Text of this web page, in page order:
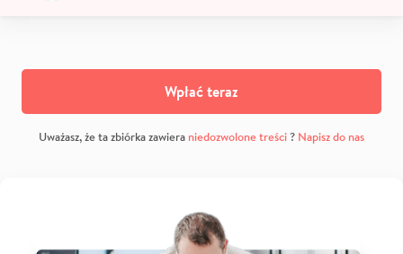
Wpłać teraz
Uważasz, że ta zbiórka zawiera niedozwolone treści? Napisz do nas